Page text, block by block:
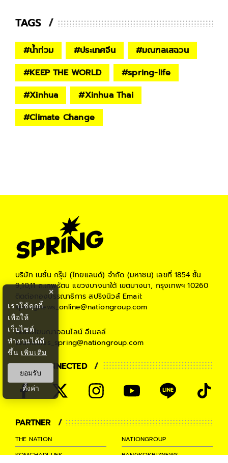
TAGS
#น้ำท่วม #ประเทศจีน #มณฑลเสฉวน
#KEEP THE WORLD #spring-life
#Xinhua #Xinhua Thai
#Climate Change
บริษัท เนชั่น กรุ๊ป (ไทยแลนด์) จำกัด (มหาชน) เลขที่ 1854 ชั้น
9,10,11 ถ.เทพรัตน แขวงบางนาใต้ เขตบางนา, กรุงเทพฯ 10260
ติดต่อกองบรรณาธิการ สปริงนิวส์Email:
springnews_online@nationgroup.com
ติดต่อโฆษณาออนไลน์ อีเมลล์
teamsales_spring@nationgroup.com
STAY CONNECTED
PARTNER
THE NATION
NATIONGROUP
KOMCHADLUEK
BANGKOKBIZNEWS
×
เราใช้คุกกี้
เพื่อให้
เว็บไซต์
ทำงานได้ดี
ขึ้น เพิ่มเติม
ยอมรับ
ตั้งค่า